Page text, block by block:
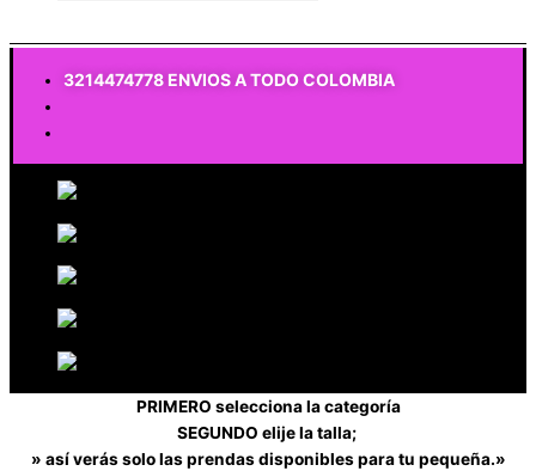
3214474778 ENVIOS A TODO COLOMBIA
PRIMERO selecciona la categoría
SEGUNDO elije la talla;
» así verás solo las prendas disponibles para tu pequeña.»